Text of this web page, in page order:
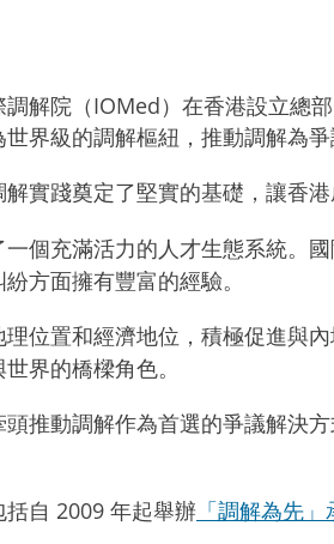
解院（IOMed）在香港設立總
級的調解樞紐，推動調解為爭
實踐奠定了堅實的基礎，讓香港
個充滿活力的人才生態系統。
方面擁有豐富的經驗。
位置和經濟地位，積極促進與
界的橋樑角色。
推動調解作為首選的爭議解決
自 2009 年起舉辦 「調解為先